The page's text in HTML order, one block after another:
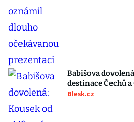
Babišova
destinace Čechů
Blesk.cz